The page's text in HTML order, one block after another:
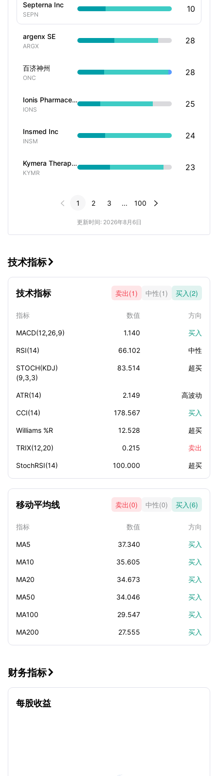
Septerna Inc
SEPN
10
argenx SE
ARGX
28
百济神州
ONC
28
Ionis Pharmaceuticals Inc
IONS
25
Insmed Inc
INSM
24
Kymera Therapeutics Inc
KYMR
23
 1 2 3 ... 100 
更新时间: 2026年8月6日
技术指标
技术指标 卖出(1) 中性(1) 买入(2)
指标 数值 方向
MACD(12,26,9) 1.140 买入
RSI(14) 66.102 中性
STOCH(KDJ)
(9,3,3)
83.514 超买
ATR(14) 2.149 高波动
CCI(14) 178.567 买入
Williams %R 12.528 超买
TRIX(12,20) 0.215 卖出
StochRSI(14) 100.000 超买
移动平均线 卖出(0) 中性(0) 买入(6)
指标 数值 方向
MA5 37.340 买入
MA10 35.605 买入
MA20 34.673 买入
MA50 34.046 买入
MA100 29.547 买入
MA200 27.555 买入
财务指标
每股收益